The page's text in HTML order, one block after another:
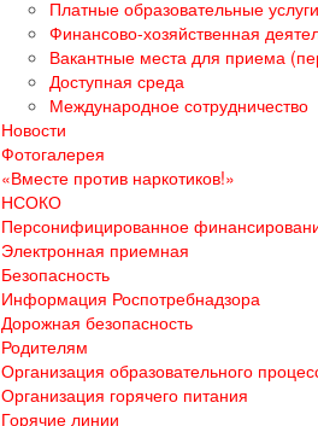
Платные образовательные услуги
Финансово-хозяйственная
Вакантные места для приема
Доступная среда
Международное сотрудничество
Новости
Фотогалерея
«Вместе против наркотиков!»
НСОКО
Персонифицированное
Электронная приемная
Безопасность
Информация Роспотребнадзора
Дорожная безопасность
Родителям
Организация образовательного
Организация горячего питания
Горячие линии